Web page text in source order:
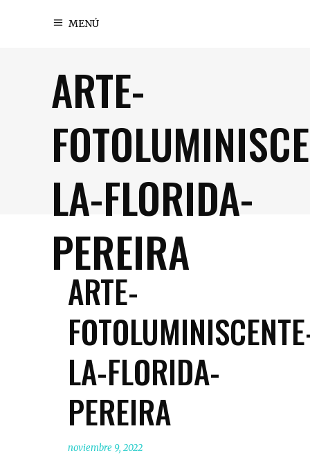
MENÚ
ARTE-
LA-FLORIDA-
PEREIRA
ARTE-
LA-FLORIDA-
PEREIRA
noviembre 9, 2022